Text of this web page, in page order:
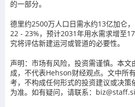
的一部分。
德里约2500万人口日需水约13亿加仑
22 - 23%，预计2031年用水需求增至
究将评估新建运河或管道的必要性。
声明：市场有风险，投资需谨慎。本文
成，不代表Hehson财经观点。文中所
考，不构成任何形式的投资建议或决策
为准。如有疑问，请联系：